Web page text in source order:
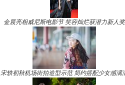
金晨亮相威尼斯电影节 笑容灿烂获潜力新人奖
宋轶初秋机场街拍造型示范 简约搭配少女感满